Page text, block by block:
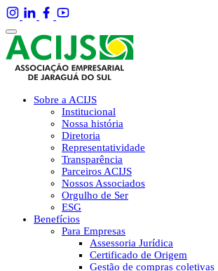
Sobre a ACIJS
Institucional
Nossa história
Diretoria
Representatividade
Transparência
Parceiros ACIJS
Nossos Associados
Orgulho de Ser
ESG
Benefícios
Para Empresas
Assessoria Jurídica
Certificado de Origem
Gestão de compras coletivas